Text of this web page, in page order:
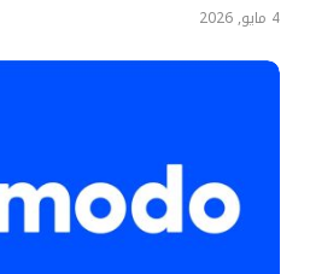
4 مايو, 2026